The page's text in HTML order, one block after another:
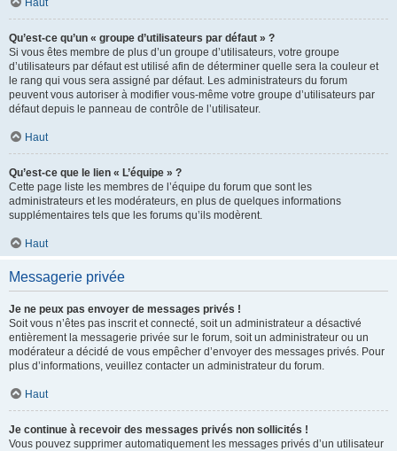
Haut
Qu’est-ce qu’un « groupe d’utilisateurs par défaut » ?
Si vous êtes membre de plus d’un groupe d’utilisateurs, votre groupe
d’utilisateurs par défaut est utilisé afin de déterminer quelle sera la couleur et
le rang qui vous sera assigné par défaut. Les administrateurs du forum
peuvent vous autoriser à modifier vous-même votre groupe d’utilisateurs par
défaut depuis le panneau de contrôle de l’utilisateur.
Haut
Qu’est-ce que le lien « L’équipe » ?
Cette page liste les membres de l’équipe du forum que sont les
administrateurs et les modérateurs, en plus de quelques informations
supplémentaires tels que les forums qu’ils modèrent.
Haut
Messagerie privée
Je ne peux pas envoyer de messages privés !
Soit vous n’êtes pas inscrit et connecté, soit un administrateur a désactivé
entièrement la messagerie privée sur le forum, soit un administrateur ou un
modérateur a décidé de vous empêcher d’envoyer des messages privés. Pour
plus d’informations, veuillez contacter un administrateur du forum.
Haut
Je continue à recevoir des messages privés non sollicités !
Vous pouvez supprimer automatiquement les messages privés d’un utilisateur